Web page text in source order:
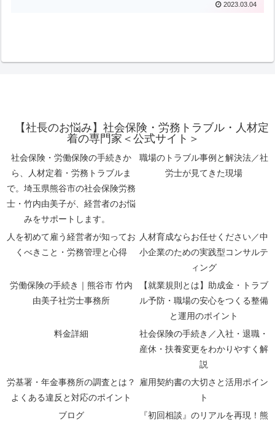
2023.03.04
【社長のお悩み】社会保険・労務トラブル・人材定
着の専門家＜公式サイト＞
社会保険・労働保険の手続きか
ら、人材定着・労務トラブルま
で。埼玉県熊谷市の社会保険労務
士・竹内由美子が、経営者のお悩
みをサポートします。
職場のトラブル事例と解決法／社
労士が見てきた現場
人を初めて雇う経営者が知ってお
くべきこと・労務管理と心得
人材育成ならお任せください／中
小企業のための実践型コンサルテ
ィング
労働保険の手続き｜熊谷市 竹内
由美子社労士事務所
【就業規則とは】助成金・トラブ
ル予防・職場の安心をつくる整備
と運用のポイント
料金詳細
社会保険の手続き／入社・退職・
産休・扶養変更をわかりやすく解
説
労基署・年金事務所の調査とは？
よくある違反と対応のポイント
雇用契約書の大切さと活用ポイン
ト
ブログ
『初回相談』のリアルを再現！熊